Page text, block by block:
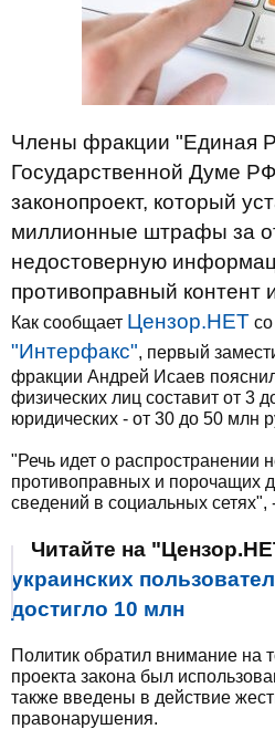
Члены фракции "Единая
Государственной Думе
законопроект, который
миллионные штрафы за
недостоверную
противоправный контент
Как сообщает Цензор.НЕТ
"Интерфакс", первый
фракции Андрей Исаев
физических лиц составит от 3
юридических - от 30 до 50 млн
"Речь идет о распространении
противоправных и порочащих
сведений в социальных сетях",
Читайте на
украинских
достигло 10 млн
Политик обратил внимание на
проекта закона был
также введены в действие
правонарушения.